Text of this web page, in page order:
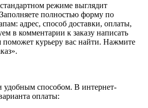
режиме выглядит
полностью форму по
адрес, способ доставки, оплаты,
в комментарии к заказу написать
курьеру вас найти. Нажмите
удобным способом. В интернет-
оплаты: